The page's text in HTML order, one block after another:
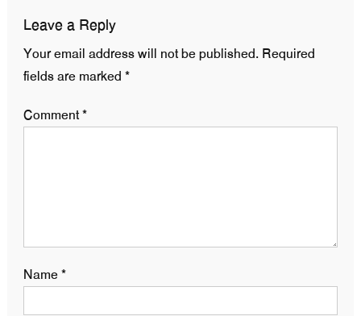
Leave a Reply
Your email address will not be published. Required
fields are marked *
Comment*
Name*